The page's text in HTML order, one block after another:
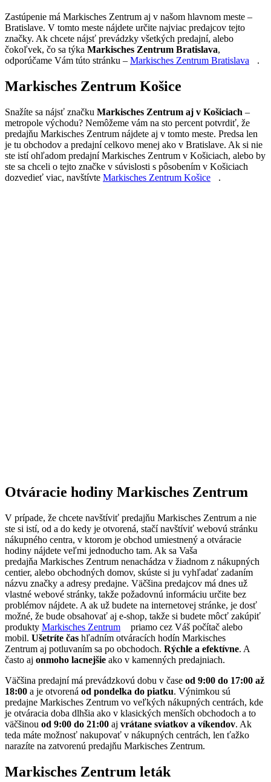
Zastúpenie má Markisches Zentrum aj v našom hlavnom meste –
Bratislave. V tomto meste nájdete určite najviac predajcov tejto
značky. Ak chcete nájsť prevádzky všetkých predajní, alebo
čokoľvek, čo sa týka Markisches Zentrum Bratislava,
odporúčame Vám túto stránku – Markisches Zentrum Bratislava .
Markisches Zentrum Košice
Snažíte sa nájsť značku Markisches Zentrum aj v Košiciach –
metropole východu? Nemôžeme vám na sto percent potvrdiť, že
predajňu Markisches Zentrum nájdete aj v tomto meste. Predsa len
je tu obchodov a predajní celkovo menej ako v Bratislave. Ak si nie
ste istí ohľadom predajní Markisches Zentrum v Košiciach, alebo by
ste sa chceli o tejto značke v súvislosti s pôsobením v Košiciach
dozvedieť viac, navštívte Markisches Zentrum Košice .
Otváracie hodiny Markisches Zentrum
V prípade, že chcete navštíviť predajňu Markisches Zentrum a nie
ste si istí, od a do kedy je otvorená, stačí navštíviť webovú stránku
nákupného centra, v ktorom je obchod umiestnený a otváracie
hodiny nájdete veľmi jednoducho tam. Ak sa Vaša
predajňa Markisches Zentrum nenachádza v žiadnom z nákupných
centier, alebo obchodných domov, skúste si ju vyhľadať zadaním
názvu značky a adresy predajne. Väčšina predajcov má dnes už
vlastné webové stránky, takže požadovnú informáciu určite bez
problémov nájdete. A ak už budete na internetovej stránke, je dosť
možné, že bude obsahovať aj e-shop, takže si budete môcť zakúpiť
produkty Markisches Zentrum
priamo cez Váš počítač alebo
mobil. Ušetríte čas hľadním otváracích hodín Markisches
Zentrum aj potluvaním sa po obchodoch. Rýchle a efektívne. A
často aj onmoho lacnejšie ako v kamenných predajniach.
Väčšina predajní má prevádzkovú dobu v čase od 9:00 do 17:00 až
18:00 a je otvorená od pondelka do piatku. Výnimkou sú
predajne Markisches Zentrum vo veľkých nákupných centrách, kde
je otváracia doba dlhšia ako v klasických menších obchodoch a to
väčšinou od 9:00 do 21:00 aj vrátane sviatkov a víkendov. Ak
teda máte možnosť nakupovať v nákupných centrách, len ťažko
narazíte na zatvorenú predajňu Markisches Zentrum.
Markisches Zentrum leták